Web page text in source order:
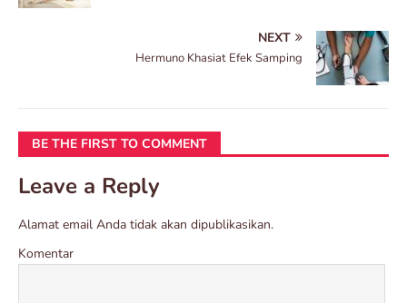
NEXT
Hermuno Khasiat Efek Samping
BE THE FIRST TO COMMENT
Leave a Reply
Alamat email Anda tidak akan dipublikasikan.
Komentar